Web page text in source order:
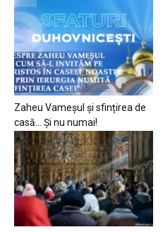
Zaheu Vameșul și sfințirea de
casă… Și nu numai!